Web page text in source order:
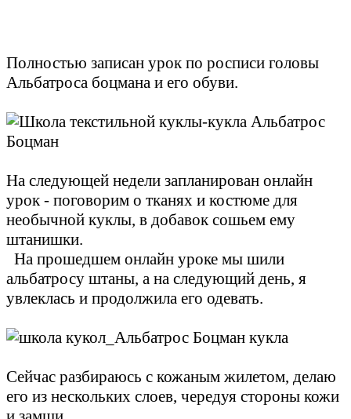
Полностью записан урок по росписи головы
Альбатроса боцмана и его обуви.
На следующей недели запланирован онлайн
урок - поговорим о тканях и костюме для
необычной куклы, в добавок сошьем ему
штанишки.
На прошедшем онлайн уроке мы шили
альбатросу штаны, а на следующий день, я
увлеклась и продолжила его одевать.
Сейчас разбираюсь с кожаным жилетом, делаю
его из нескольких слоев, чередуя стороны кожи